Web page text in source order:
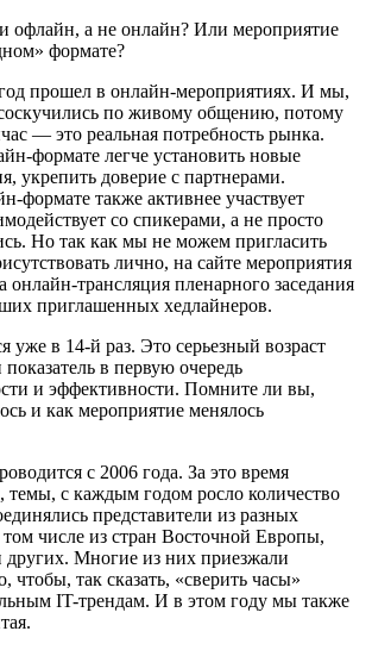
офлайн, а не онлайн? Или мероприятие
формате?
прошел в онлайн-мероприятиях. И мы,
по живому общению, потому
— это реальная потребность рынка.
формате легче установить новые
укрепить доверие с партнерами.
формате также активнее участвует
со спикерами, а не просто
Но так как мы не можем пригласить
лично, на сайте мероприятия
онлайн-трансляция пленарного заседания
приглашенных хедлайнеров.
уже в 14-й раз. Это серьезный возраст
в первую очередь
и эффективности. Помните ли вы,
и как мероприятие менялось
с 2006 года. За это время
темы, с каждым годом росло количество
представители из разных
том числе из стран Восточной Европы,
Многие из них приезжали
чтобы, так сказать, «сверить часы»
IT-трендам. И в этом году мы также